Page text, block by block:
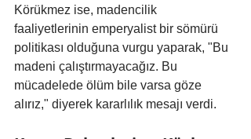
Körükmez ise, madencilik
faaliyetlerinin emperyalist bir sömürü
politikası olduğuna vurgu yaparak, "Bu
madeni çalıştırmayacağız. Bu
mücadelede ölüm bile varsa göze
alırız," diyerek kararlılık mesajı verdi.